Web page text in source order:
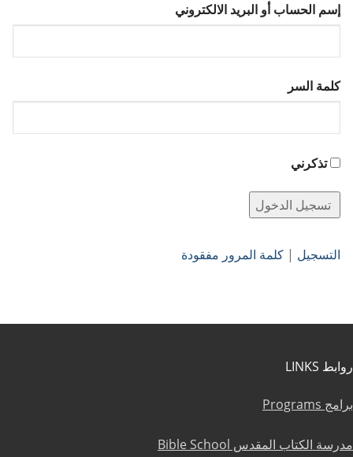
إسم الحساب أو البريد الالكتروني
كلمة السر
تذكرني
التسجيل | كلمة المرور مفقودة
روابط LINKS
برامج Programs
مدرسة الكتاب المقدس Bible School